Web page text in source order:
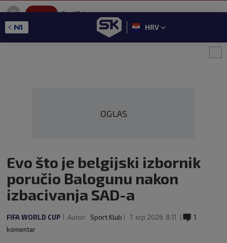
SportKlub
GET - On the Google Play
HRV
OGLAS
Evo što je belgijski izbornik
poručio Balogunu nakon
izbacivanja SAD-a
FIFA WORLD CUP Autor: Sport Klub 7. srp 2026 8:11
1
komentar